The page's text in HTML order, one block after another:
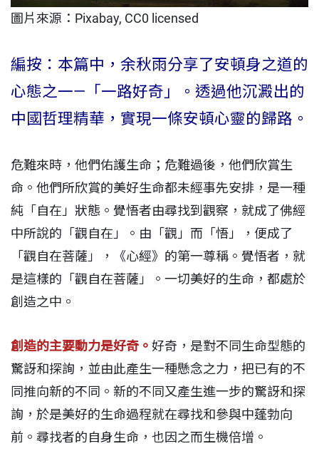
圖片來源： Pixabay, CC0 licensed
編按：本篇中，余秋雨分享了安頓身之道的
心態之一—「一路好奇」。透過他沉澱出的
中國哲理精華，實現一條安頓心靈的歸路。
危難來時，他們佑護生命；危難過後，他們欣賞生
命。他們所欣賞的美好生命都未經事先安排，是一種
純「自在」狀態。覺悟者由尋找到觀察，就成了佛經
中所說的「觀自在」。由「觀」而「悟」，便成了
「觀自在菩薩」，《心經》的第一尊稱。覺悟者，就
是這樣的「觀自在菩薩」。一切美好的生命，都處於
創造之中。
創造的主要動力是好奇。 好奇，是對不同生命型態的
驚訝和探詢，並由此產生一種懸念之力，把已有的不
同推向新的不同。新的不同又產生進一步的驚訝和探
詢，於是美好的生命過程就在尋找和參與中蓬勃向
前。尋找者的自身生命，也因之而生機倍增。